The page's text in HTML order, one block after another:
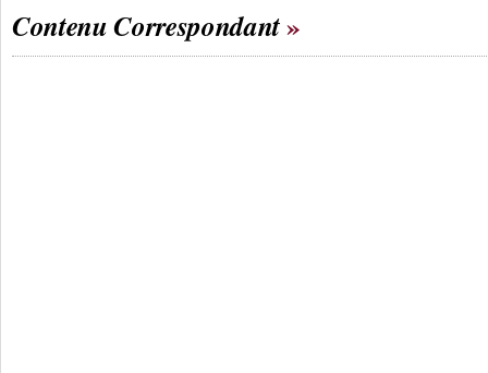
Contenu Correspondant